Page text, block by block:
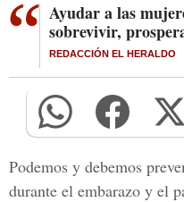
Ayudar a las
sobrevivir,
REDACCIÓN EL HERALDO
Podemos y debemos
durante el embarazo y el